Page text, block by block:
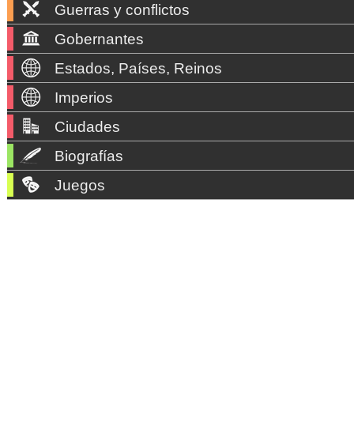
Guerras y conflictos
Gobernantes
Estados, Países, Reinos
Imperios
Ciudades
Biografías
Juegos